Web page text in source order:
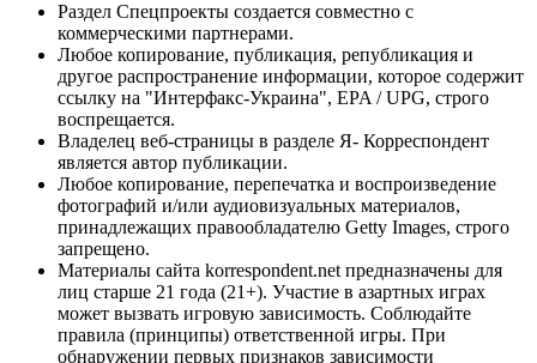
Раздел Спецпроекты создается совместно с
коммерческими партнерами.
Любое копирование, публикация, републикация и
другое распространение информации, которое содержит
ссылку на "Интерфакс-Украина", EPA / UPG, строго
воспрещается.
Владелец веб-страницы в разделе Я- Корреспондент
является автор публикации.
Любое копирование, перепечатка и воспроизведение
фотографий и/или аудиовизуальных материалов,
принадлежащих правообладателю Getty Images, строго
запрещено.
Материалы сайта korrespondent.net предназначены для
лиц старше 21 года (21+). Участие в азартных играх
может вызвать игровую зависимость. Соблюдайте
правила (принципы) ответственной игры. При
обнаружении первых признаков зависимости